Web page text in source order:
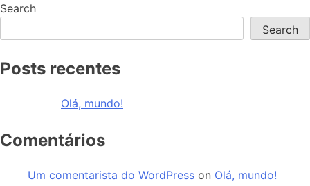
Search
Search
Posts recentes
Olá, mundo!
Comentários
Um comentarista do WordPress on Olá, mundo!